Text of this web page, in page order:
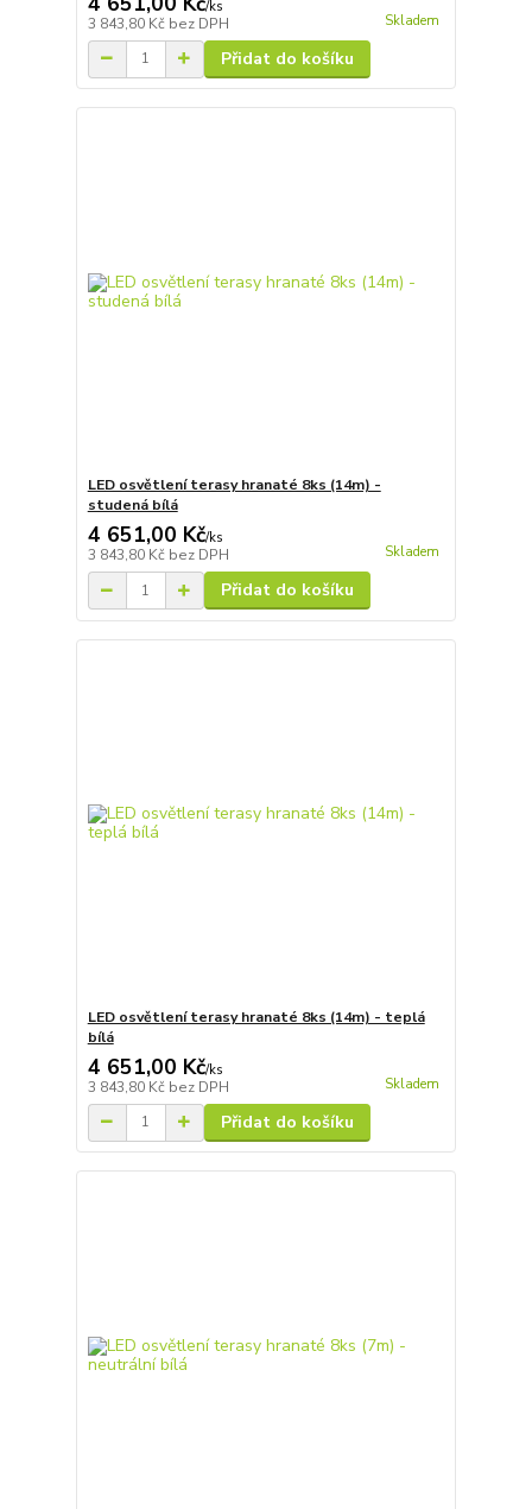
/ks
3 843,80 Kč bez DPH Skladem
Přidat do košíku
LED osvětlení terasy hranaté 8ks (14m) -
studená bílá
4 651,00 Kč/ks
3 843,80 Kč bez DPH Skladem
Přidat do košíku
LED osvětlení terasy hranaté 8ks (14m) - teplá
bílá
4 651,00 Kč/ks
3 843,80 Kč bez DPH Skladem
Přidat do košíku